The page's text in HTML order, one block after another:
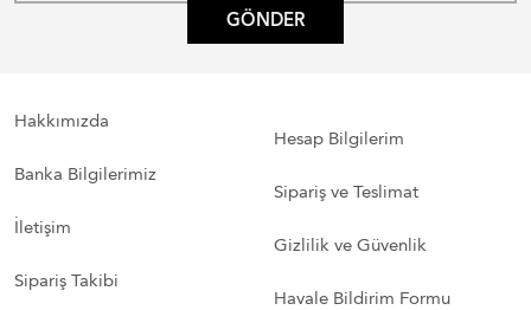
GÖNDER
Hakkımızda
Banka Bilgilerimiz
İletişim
Sipariş Takibi
Hesap Bilgilerim
Sipariş ve Teslimat
Gizlilik ve Güvenlik
Havale Bildirim Formu